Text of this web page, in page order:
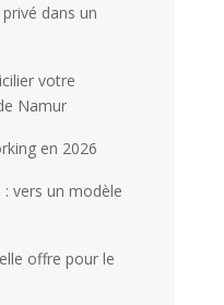
dans un
votre
Namur
en 2026
vers un modèle
offre pour le